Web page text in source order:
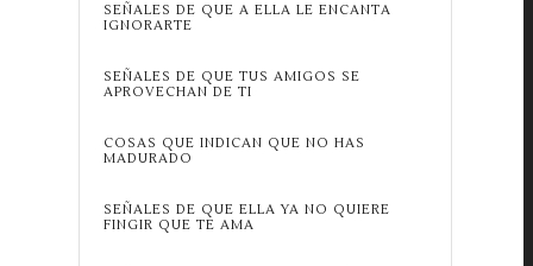
SEÑALES DE QUE A ELLA LE ENCANTA
IGNORARTE
SEÑALES DE QUE TUS AMIGOS SE
APROVECHAN DE TI
COSAS QUE INDICAN QUE NO HAS
MADURADO
SEÑALES DE QUE ELLA YA NO QUIERE
FINGIR QUE TE AMA